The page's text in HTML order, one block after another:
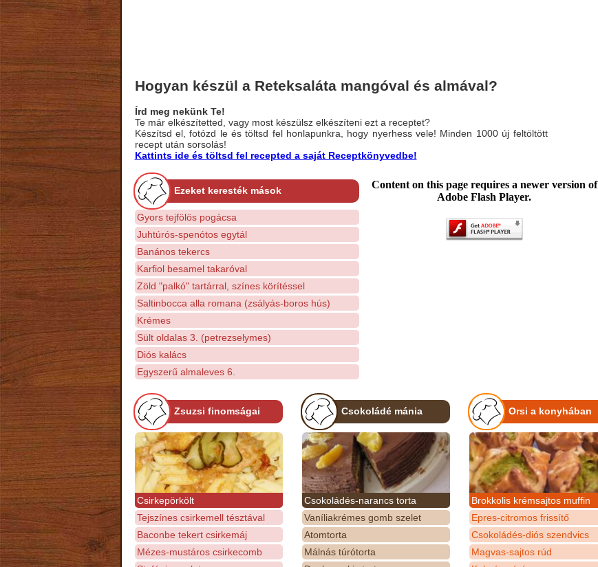
Hogyan készül a Reteksaláta mangóval és almával?
Írd meg nekünk Te!
Te már elkészítetted, vagy most készülsz elkészíteni ezt a receptet?
Készítsd el, fotózd le és töltsd fel honlapunkra, hogy nyerhess vele! Minden 1000 új feltöltött
recept után sorsolás!
Kattints ide és töltsd fel recepted a saját Receptkönyvedbe!
Ezeket keresték mások
Gyors tejfölös pogácsa
Juhtúrós-spenótos egytál
Banános tekercs
Karfiol besamel takaróval
Zöld "palkó" tartárral, színes körítéssel
Saltinbocca alla romana (zsályás-boros hús)
Krémes
Sült oldalas 3. (petrezselymes)
Diós kalács
Egyszerű almaleves 6.
Content on this page requires a newer version of
Adobe Flash Player.
Zsuzsi finomságai
Csirkepörkölt
Tejszínes csirkemell tésztával
Baconbe tekert csirkemáj
Mézes-mustáros csirkecomb
Csokoládé mánia
Csokoládés-narancs torta
Vaníliakrémes gomb szelet
Atomtorta
Málnás túrótorta
Orsi a konyhában
Brokkolis krémsajtos muffin
Epres-citromos frissítő
Csokoládés-diós szendvics
Magvas-sajtos rúd